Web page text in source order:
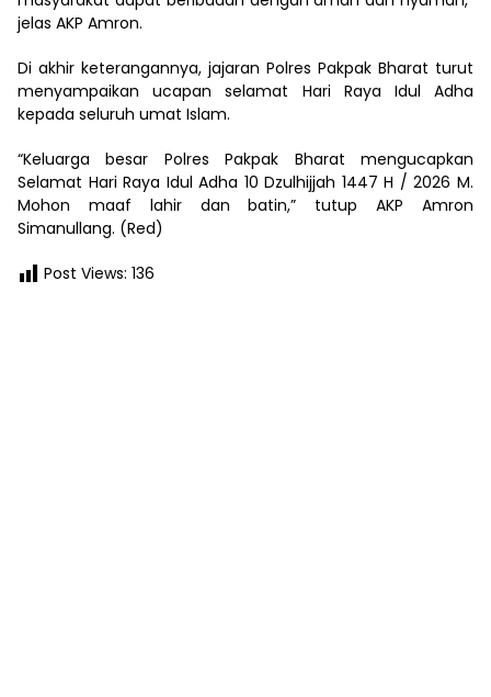
jelas AKP Amron.
Di akhir keterangannya, jajaran Polres Pakpak Bharat turut
menyampaikan ucapan selamat Hari Raya Idul Adha
kepada seluruh umat Islam.
“Keluarga besar Polres Pakpak Bharat mengucapkan
Selamat Hari Raya Idul Adha 10 Dzulhijjah 1447 H / 2026 M.
Mohon maaf lahir dan batin,” tutup AKP Amron
Simanullang. (Red)
Post Views: 136